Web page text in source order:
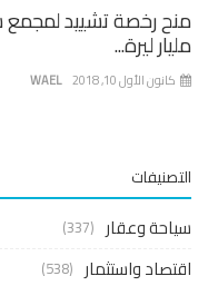
ليرة...
WAEL الأول 10, 2018
وعقار (337)
واستثمار (538)